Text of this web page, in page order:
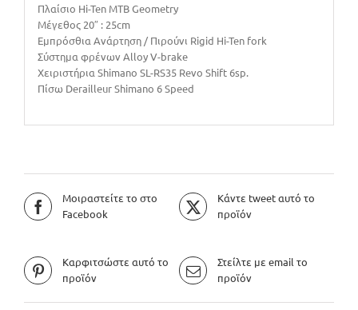
Πλαίσιο Hi-Ten ΜΤΒ Geometry
Μέγεθος 20″ : 25cm
Εμπρόσθια Ανάρτηση / Πιρούνι Rigid Hi-Ten fork
Σύστημα φρένων Alloy V-brake
Χειριστήρια Shimano SL-RS35 Revo Shift 6sp.
Πίσω Derailleur Shimano 6 Speed
Μοιραστείτε το στο
Facebook
Κάντε tweet αυτό το
προϊόν
Καρφιτσώστε αυτό το
προϊόν
Στείλτε με email το
προϊόν